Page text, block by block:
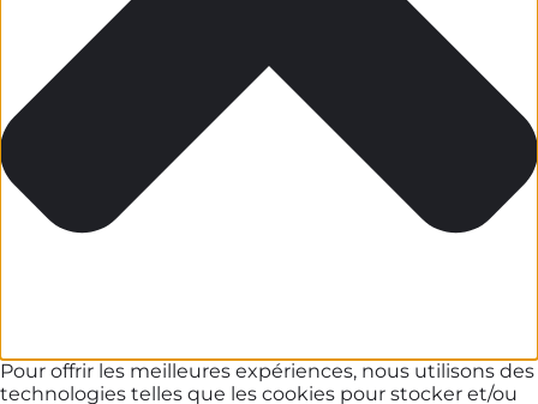
Pour offrir les meilleures expériences, nous utilisons des
technologies telles que les cookies pour stocker et/ou